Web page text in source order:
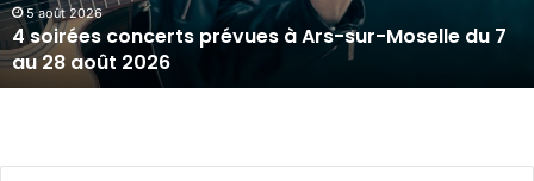
Moselle
du
7
au
2026
5 août 2026
4 soirées concerts prévues à Ars-sur-Moselle du 7
au 28 août 2026